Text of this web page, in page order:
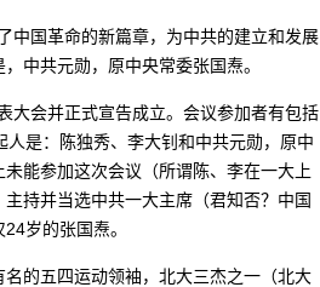
中国革命的新篇章，为中共的建立和发展
中共元勋，原中央常委张国焘。
大会并正式宣告成立。会议参加者有包括
是：陈独秀、李大钊和中共元勋，原中
能参加这次会议（所谓陈、李在一大上
持并当选中共一大主席（君知否？中国
岁的张国焘。
的五四运动领袖，北大三杰之一（北大